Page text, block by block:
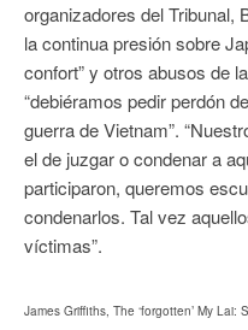
organizadores del Tribunal,
la continua presión sobre
confort” y otros abusos de
“debiéramos pedir perdón
guerra de Vietnam”.
el de juzgar o condenar a
participaron, queremos
condenarlos. Tal vez
víctimas”.
James Griffiths, The ‘forgotten’ My Lai: